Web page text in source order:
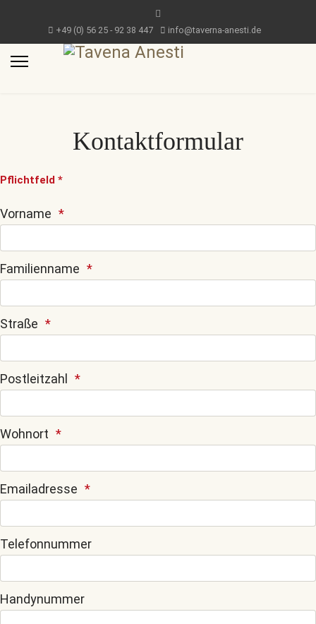
+49 (0) 56 25 - 92 38 447 info@taverna-anesti.de
Kontaktformular
Pflichtfeld *
Vorname
Familienname
Straße
Postleitzahl
Wohnort
Emailadresse
Telefonnummer
Handynummer